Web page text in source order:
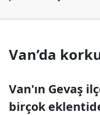
Van’da
Van'ın Gevaş
birçok